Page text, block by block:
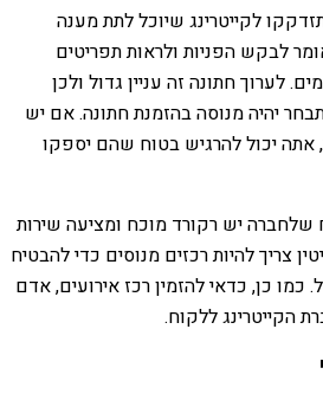
לקייטרינג שיוכל לתת מענה
לבקש הפניות ולראות תפריטים
לערוך חתונה זה עניין גדול ולכן
יהיה מנוסה בהזמנת חתונה. אם יש
אתה יכול להרגיש בטוח שהם יספקו
שלחברה יש רקורד מוכח ומציעה שירות
צריך להיות רכזים מנוסים כדי להבטיח
כמו כן, כדאי להזמין רכז אירועים, אדם
הקייטרינג ללקוח.